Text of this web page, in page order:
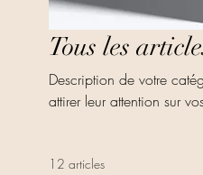
Tous les
Description de votre
attirer leur attention sur
12 articles